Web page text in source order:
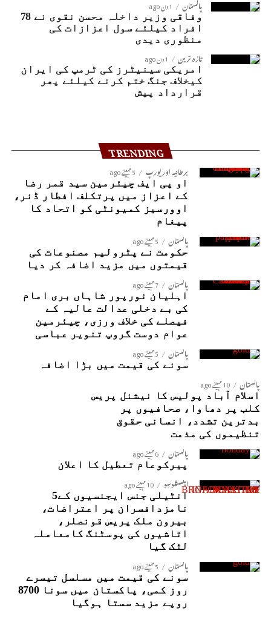
پاکستان 1 دن ago
وفاقی وزیر داخلہ محسن نقوی نے 78
افراد کیلئے سول اعزازات کی
منظوری دیدی
تازہ ترین 1 دن ago
امریکی سینیٹرز کی ٹرمپ کی ایران
کیخلاف جنگ ختم کرنے کیلئے پھر
قرارداد پیش
TRENDING
برطانیہ اور یورپ 5 مہینے ago
او پی ایف چیئرمین سید قمر رضا
کے اعزاز میں پرتکلف افطار ڈنر،
اوورسیز کمیونٹی کو اتحاد کا
پیغام
پاکستان 5 مہینے ago
حکومت نے پٹرولیم مصنوعات کی
قیمتوں میں مزید اضافہ کر دیا
پاکستان 7 مہینے ago
اہلیان نورپور شاہاں بری امام
کی بے دخلی عدالت عالیہ کے
فیصلے کی خلاف ورزی، چیئرمین
عوام دوست گروپ تنویر عباسی
پاکستان 5 مہینے ago
سونے کی قیمت میں بڑا اضافہ
پاکستان 10 مہینے ago
اسلام آباد پولیس کا نیشنل پریس
کلب پر دھاوا، صحافیوں پر
بدترین تشدد، انسانی حقوق
تنظیموں کی مذمت
پاکستان 6 مہینے ago
پیرکوعام تعطیل کا اعلان
ایکسکلوسِو 10 مہینے ago
انٹیلی جنس ایجنسیوں کے5
نامزدافسران پر اعتراضات،
بیرون ملک پریس قونصلر،
اتاشیوں کی پوسٹنگ کامعاملہ
لٹک گیا
پاکستان 5 مہینے ago
سونے کی قیمت میں مسلسل تیسرے
روز کمی، پاکستان میں سونا 8700
روپے مزید سستا ہوگیا